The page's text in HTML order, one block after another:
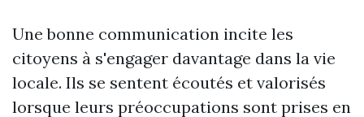
Une bonne communication incite les
citoyens à s'engager davantage dans la vie
locale. Ils se sentent écoutés et valorisés
lorsque leurs préoccupations sont prises en